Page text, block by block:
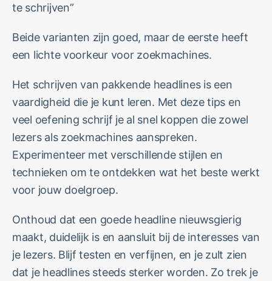
te schrijven”
Beide varianten zijn goed, maar de eerste heeft
een lichte voorkeur voor zoekmachines.
Het schrijven van pakkende headlines is een
vaardigheid die je kunt leren. Met deze tips en
veel oefening schrijf je al snel koppen die zowel
lezers als zoekmachines aanspreken.
Experimenteer met verschillende stijlen en
technieken om te ontdekken wat het beste werkt
voor jouw doelgroep.
Onthoud dat een goede headline nieuwsgierig
maakt, duidelijk is en aansluit bij de interesses van
je lezers. Blijf testen en verfijnen, en je zult zien
dat je headlines steeds sterker worden. Zo trek je